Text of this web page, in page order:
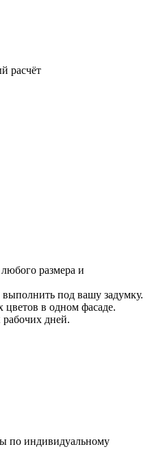
расчёт
размера и
под вашу задумку.
цветов в одном фасаде.
рабочих дней.
по индивидуальному